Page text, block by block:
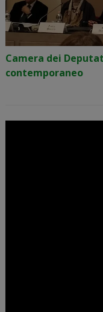
Camera dei
contemporaneo